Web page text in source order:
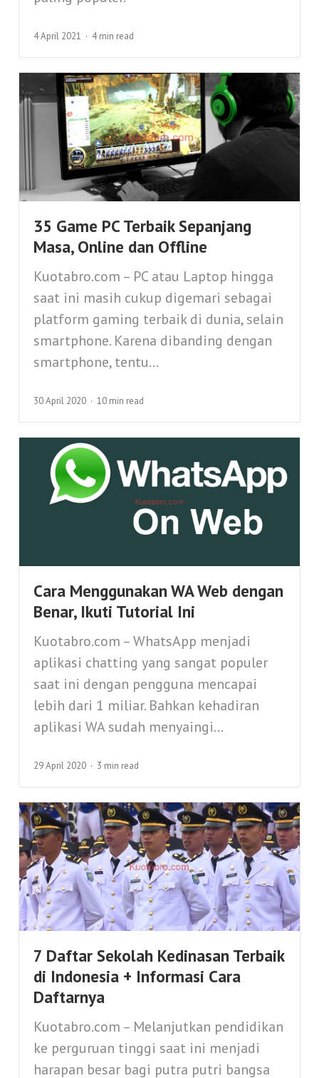
4 April 2021 4 min read
35 Game PC Terbaik Sepanjang
Masa, Online dan Offline
Kuotabro.com – PC atau Laptop hingga
saat ini masih cukup digemari sebagai
platform gaming terbaik di dunia, selain
smartphone. Karena dibanding dengan
smartphone, tentu...
30 April 2020 10 min read
Cara Menggunakan WA Web dengan
Benar, Ikuti Tutorial Ini
Kuotabro.com – WhatsApp menjadi
aplikasi chatting yang sangat populer
saat ini dengan pengguna mencapai
lebih dari 1 miliar. Bahkan kehadiran
aplikasi WA sudah menyaingi...
29 April 2020 3 min read
7 Daftar Sekolah Kedinasan Terbaik
di Indonesia + Informasi Cara
Daftarnya
Kuotabro.com – Melanjutkan pendidikan
ke perguruan tinggi saat ini menjadi
harapan besar bagi putra putri bangsa